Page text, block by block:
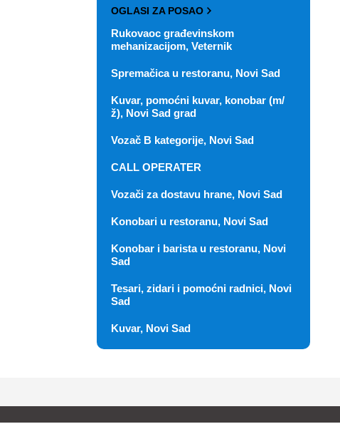
OGLASI ZA POSAO
Rukovaoc građevinskom
mehanizacijom, Veternik
Spremačica u restoranu, Novi Sad
Kuvar, pomoćni kuvar, konobar (m/
ž), Novi Sad grad
Vozač B kategorije, Novi Sad
CALL OPERATER
Vozači za dostavu hrane, Novi Sad
Konobari u restoranu, Novi Sad
Konobar i barista u restoranu, Novi
Sad
Tesari, zidari i pomoćni radnici, Novi
Sad
Kuvar, Novi Sad